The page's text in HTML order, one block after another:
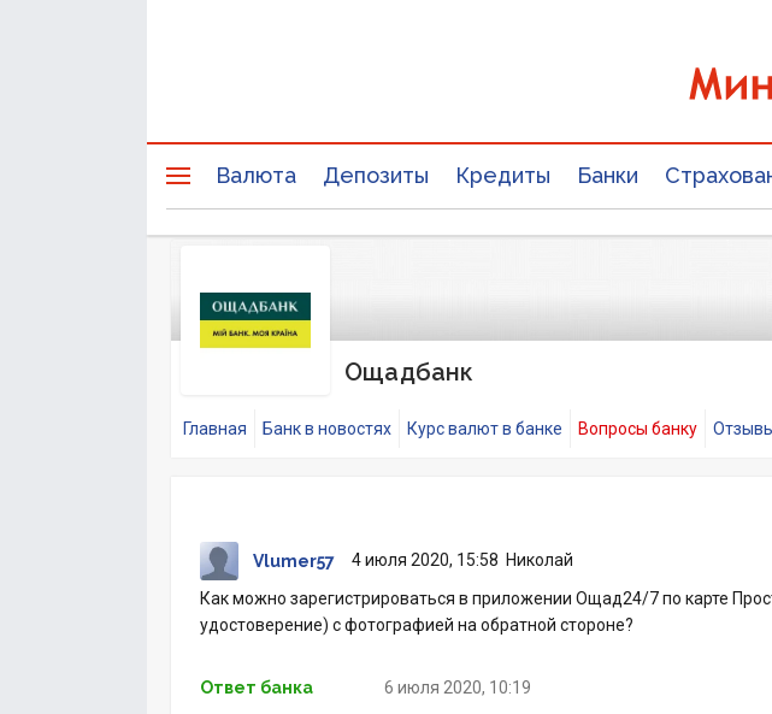
Валюта Депозиты Кредиты Банки
Ощадбанк
Главная Банк в новостях Курс валют в банке Вопросы банку
Vlumer57 4 июля 2020, 15:58 Николай
Как можно зарегистрироваться в приложении Ощад24/7 по карте
удостоверение) с фотографией на обратной стороне?
Ответ банка 6 июля 2020, 10:19